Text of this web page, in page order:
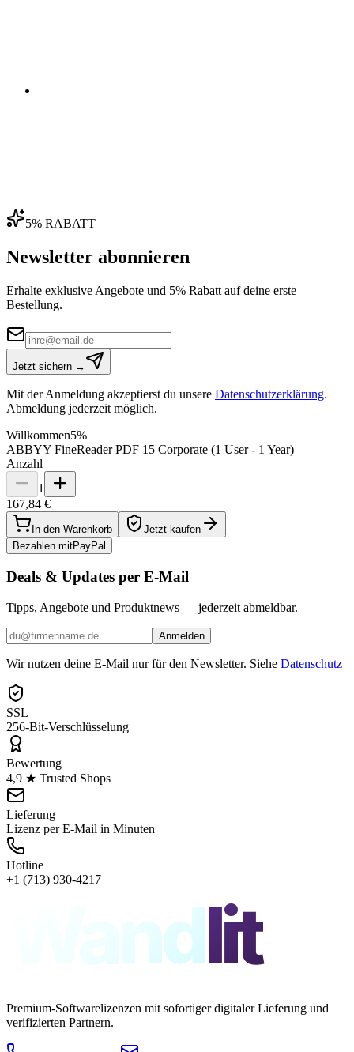
5% RABATT
Newsletter abonnieren
Erhalte exklusive Angebote und 5% Rabatt auf deine erste
Bestellung.
Jetzt sichern →
Mit der Anmeldung akzeptierst du unsere Datenschutzerklärung.
Abmeldung jederzeit möglich.
Willkommen5%
ABBYY FineReader PDF 15 Corporate (1 User - 1 Year)
Anzahl
1
167,84 €
In den Warenkorb
Jetzt kaufen
Bezahlen mitPayPal
Deals & Updates per E-Mail
Tipps, Angebote und Produktnews — jederzeit abmeldbar.
Anmelden
Wir nutzen deine E-Mail nur für den Newsletter. Siehe Datenschutz
SSL
256-Bit-Verschlüsselung
Bewertung
4,9 ★ Trusted Shops
Lieferung
Lizenz per E-Mail in Minuten
Hotline
+1 (713) 930-4217
Wandlit
Premium-Softwarelizenzen mit sofortiger digitaler Lieferung und
verifizierten Partnern.